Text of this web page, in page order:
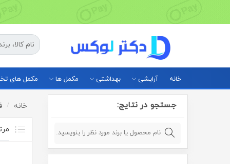
خانه آرایشی بهداشتی مکمل ها مکمل های
جستجو در نتایج: خانه